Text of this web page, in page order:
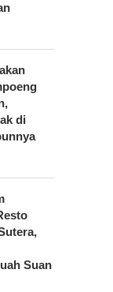
di
Suan